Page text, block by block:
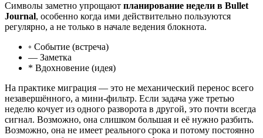
Символы заметно упрощают планирование недели в Bullet
Journal, особенно когда ими действительно пользуются
регулярно, а не только в начале ведения блокнота.
◦ Событие (встреча)
— Заметка
* Вдохновение (идея)
На практике миграция — это не механический перенос всего
незавершённого, а мини-фильтр. Если задача уже третью
неделю кочует из одного разворота в другой, это почти всегда
сигнал. Возможно, она слишком большая и её нужно разбить.
Возможно, она не имеет реального срока и потому постоянно